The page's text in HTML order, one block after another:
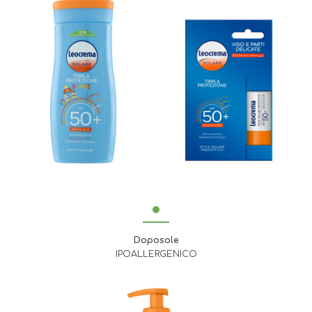
Doposole
IPOALLERGENICO